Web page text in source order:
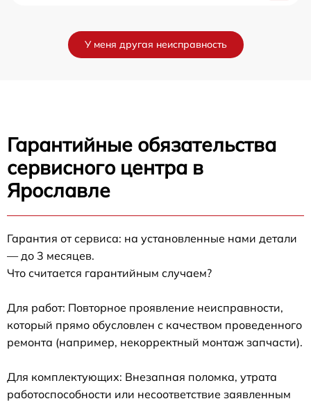
У меня другая неисправность
Гарантийные обязательства
сервисного центра в
Ярославле
Гарантия от сервиса: на установленные нами детали
— до 3 месяцев.
Что считается гарантийным случаем?
Для работ: Повторное проявление неисправности,
который прямо обусловлен с качеством проведенного
ремонта (например, некорректный монтаж запчасти).
Для комплектующих: Внезапная поломка, утрата
работоспособности или несоответствие заявленным